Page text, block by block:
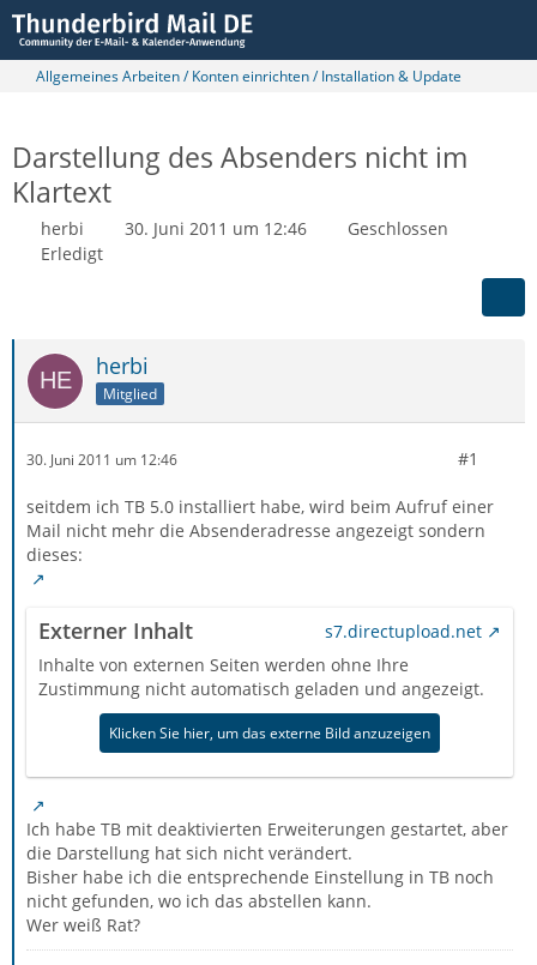
Allgemeines Arbeiten / Konten einrichten / Installation & Update
Darstellung des Absenders nicht im
Klartext
herbi 30. Juni 2011 um 12:46
Geschlossen
Erledigt
herbi
Mitglied
30. Juni 2011 um 12:46 #1
seitdem ich TB 5.0 installiert habe, wird beim Aufruf einer
Mail nicht mehr die Absenderadresse angezeigt sondern
dieses:
Externer Inhalt
s7.directupload.net
Inhalte von externen Seiten werden ohne Ihre
Zustimmung nicht automatisch geladen und angezeigt.
Klicken Sie hier, um das externe Bild anzuzeigen
Ich habe TB mit deaktivierten Erweiterungen gestartet, aber
die Darstellung hat sich nicht verändert.
Bisher habe ich die entsprechende Einstellung in TB noch
nicht gefunden, wo ich das abstellen kann.
Wer weiß Rat?